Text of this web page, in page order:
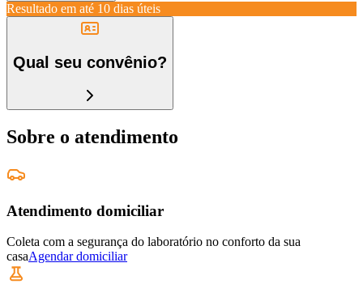
Resultado em até 10 dias úteis
Qual seu convênio?
Sobre o atendimento
Atendimento domiciliar
Coleta com a segurança do laboratório no conforto da sua
casaAgendar domiciliar